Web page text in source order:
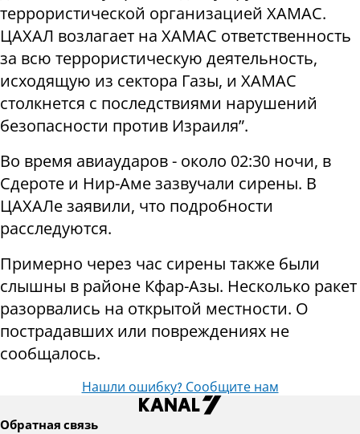
террористической организацией ХАМАС.
ЦАХАЛ возлагает на ХАМАС ответственность
за всю террористическую деятельность,
исходящую из сектора Газы, и ХАМАС
столкнется с последствиями нарушений
безопасности против Израиля”.
Во время авиаударов - около 02:30 ночи, в
Сдероте и Нир-Аме зазвучали сирены. В
ЦАХАЛе заявили, что подробности
расследуются.
Примерно через час сирены также были
слышны в районе Кфар-Азы. Несколько ракет
разорвались на открытой местности. О
пострадавших или повреждениях не
сообщалось.
Нашли ошибку? Сообщите нам
Обратная связь